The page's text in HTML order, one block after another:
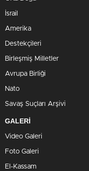
İsrail
Amerika
Destekçileri
Birleşmiş Milletler
Avrupa Birliği
Nato
Savaş Suçları Arşivi
GALERİ
Video Galeri
Foto Galeri
El-Kassam